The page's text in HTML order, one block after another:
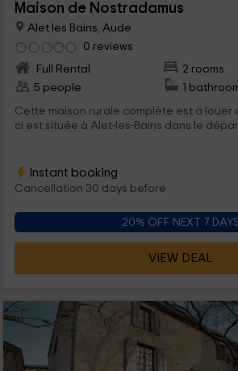
Maison de Nostradamus
Alet les Bains, Aude
0 reviews
Full Rental
2 rooms
5 people
1
Cette maison rurale complète est à louer
ci est située à Alet-les-Bains dans le
Instant booking
Cancellation 30 days before
20% OFF NEXT 7 DAYS
VIEW DEAL